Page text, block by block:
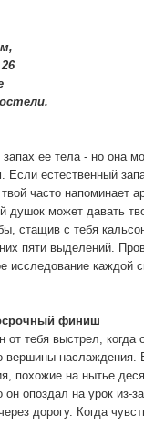
ее тела - но она
Если естественный
часто напоминает
душок может давать
стащив с тебя
пяти выделений.
исследование каждой
финиш
от тебя выстрел, когда
вершины наслаждения.
похожие на нытье
опоздал на урок из-
дорогу. Когда